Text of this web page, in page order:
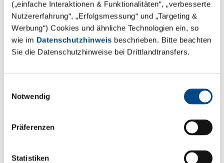
(„einfache Interaktionen & Funktionalitäten“, „verbesserte
Nutzererfahrung“, „Erfolgsmessung“ und „Targeting &
Werbung“) Cookies und ähnliche Technologien ein, so
wie im Datenschutzhinweis beschrieben. Bitte beachten
Sie die Datenschutzhinweise bei Drittlandtransfers.
Notwendig
Präferenzen
Statistiken
infolge der Inspektion durch die bayerische
Überwachungsbehörde voraussichtlich am 26. August
2024 ausgestellt. Gerne planen wir bereits heute Ihre
GLP-Projekte ein, um sie unmittelbar ab Erhalt der
mikrobiologische Prüfungen (außer
Hygienemonitoring) unter GLP durchgeführt werden.